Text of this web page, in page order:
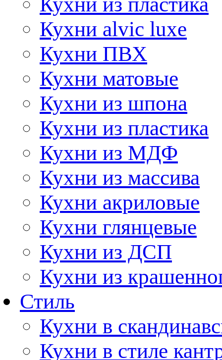
Кухни alvic luxe
Кухни ПВХ
Кухни матовые
Кухни из шпона
Кухни из пластика
Кухни из МДФ
Кухни из массива
Кухни акриловые
Кухни глянцевые
Кухни из ДСП
Кухни из
Стиль
Кухни в
Кухни в стиле